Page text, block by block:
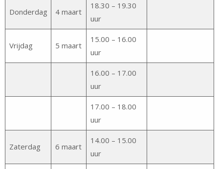
Donderdag 4 maart
18.30 – 19.30
uur
Vrijdag 5 maart
15.00 – 16.00
uur
16.00 – 17.00
uur
17.00 – 18.00
uur
Zaterdag 6 maart
14.00 – 15.00
uur